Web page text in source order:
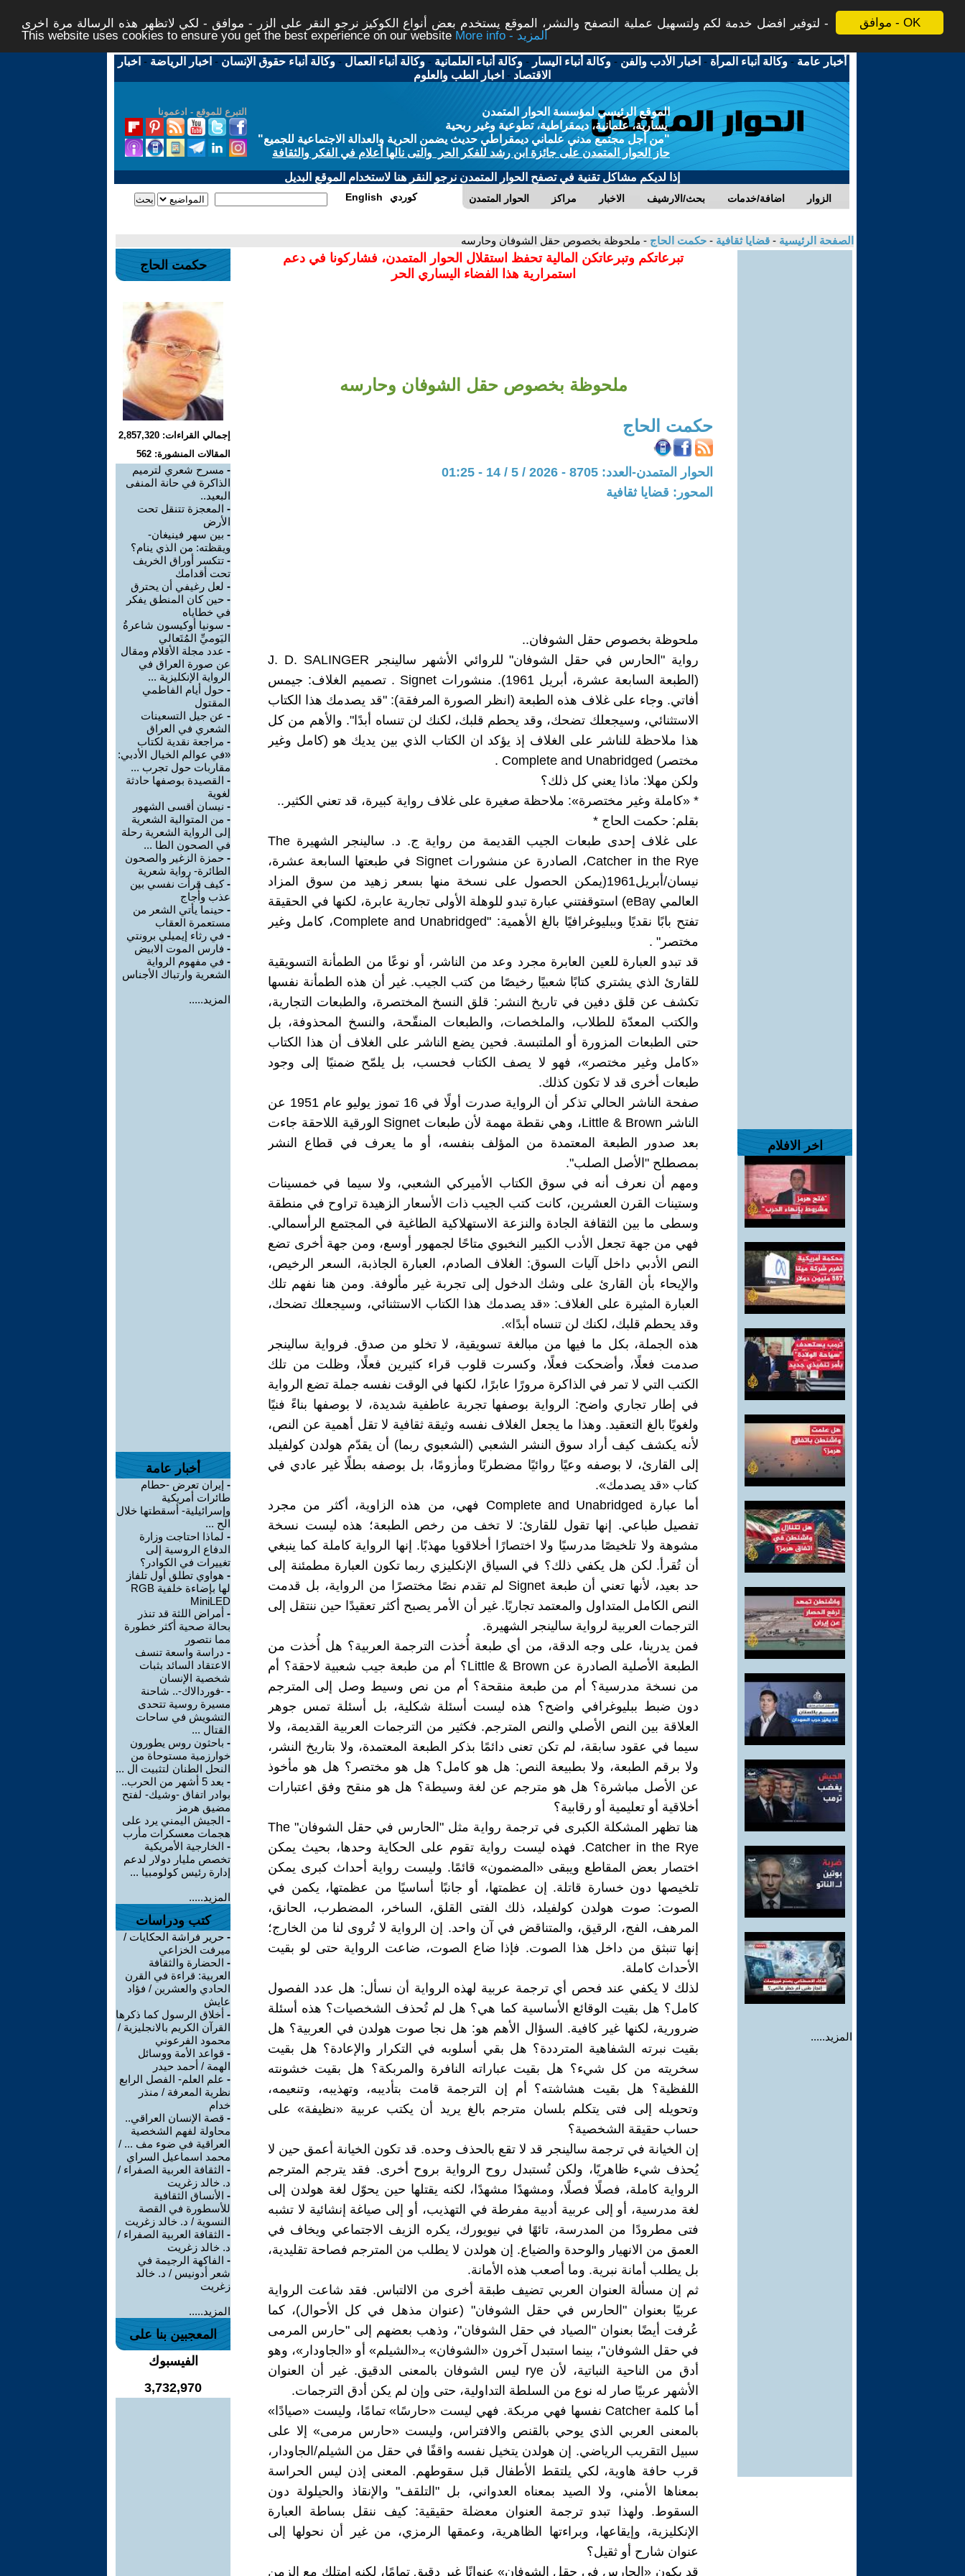
موافق - OK
لتوفير افضل خدمة لكم ولتسهيل عملية التصفح والنشر، الموقع يستخدم بعض أنواع الكوكيز نرجو النقر على الزر - موافق - لكي لاتظهر هذه الرسالة مرة اخرى -
This website uses cookies to ensure you get the best experience on our website
More info - المزيد
أخبار عامة -وكالة أنباء المرأة - اخبار الأدب والفن -وكالة أنباء اليسار -وكالة أنباء العلمانية -وكالة أنباء العمال -وكالة أنباء حقوق الإنسان - اخبار الرياضة - اخبار
الاقتصاد - اخبار الطب والعلوم
التبرع للموقع - ادعمونا
الموقع الرئيسي لمؤسسة الحوار المتمدن
يسارية، علمانية، ديمقراطية، تطوعية وغير ربحية
"من أجل مجتمع مدني علماني ديمقراطي حديث يضمن الحرية والعدالة الاجتماعية للجميع"
حاز الحوار المتمدن على جائزة ابن رشد للفكر الحر والتى نالها أعلام في الفكر والثقافة
إذا لديكم مشاكل تقنية في تصفح الحوار المتمدن نرجو النقر هنا لاستخدام الموقع البديل
الحوار المتمدن مراكز الاخبار بحث/الارشيف اضافة/خدمات الزوار English كوردي
الصفحة الرئيسية - قضايا ثقافية - حكمت الحاج - ملحوظة بخصوص حقل الشوفان وحارسه
اخر الافلام
المزيد.....
تبرعاتكم وتبرعاتكن المالية تحفظ استقلال الحوار المتمدن، فشاركونا في دعم
استمرارية هذا الفضاء اليساري الحر
ملحوظة بخصوص حقل الشوفان وحارسه
حكمت الحاج
الحوار المتمدن-العدد: 8705 - 2026 / 5 / 14 - 01:25
المحور: قضايا ثقافية
ملحوظة بخصوص حقل الشوفان..
رواية "الحارس في حقل الشوفان" للروائي الأشهر سالينجر J. D. SALINGER
(الطبعة السابعة عشرة، أبريل 1961). منشورات Signet . تصميم الغلاف: جيمس
أفاتي. وجاء على غلاف هذه الطبعة (انظر الصورة المرفقة): "قد يصدمك هذا الكتاب
الاستثنائي، وسيجعلك تضحك، وقد يحطم قلبك، لكنك لن تنساه أبدًا". والأهم من كل
هذا ملاحظة للناشر على الغلاف إذ يؤكد ان الكتاب الذي بين يديك هو (كامل وغير
مختصر) Complete and Unabridged .
ولكن مهلا: ماذا يعني كل ذلك؟
* «كاملة وغير مختصرة»: ملاحظة صغيرة على غلاف رواية كبيرة، قد تعني الكثير..
بقلم: حكمت الحاج *
على غلاف إحدى طبعات الجيب القديمة من رواية ج. د. سالينجر الشهيرة The
Catcher in the Rye، الصادرة عن منشورات Signet في طبعتها السابعة عشرة،
نيسان/أبريل1961(يمكن الحصول على نسخة منها بسعر زهيد من سوق المزاد
العالمي eBay) استوقفتني عبارة تبدو للوهلة الأولى تجارية عابرة، لكنها في الحقيقة
تفتح بابًا نقديًا وببليوغرافيًا بالغ الأهمية: "Complete and Unabridged، كامل وغير
مختصر" .
قد تبدو العبارة للعين العابرة مجرد وعد من الناشر، أو نوعًا من الطمأنة التسويقية
للقارئ الذي يشتري كتابًا شعبيًا رخيصًا من كتب الجيب. غير أن هذه الطمأنة نفسها
تكشف عن قلق دفين في تاريخ النشر: قلق النسخ المختصرة، والطبعات التجارية،
والكتب المعدّة للطلاب، والملخصات، والطبعات المنقّحة، والنسخ المحذوفة، بل
حتى الطبعات المزورة أو الملتبسة. فحين يضع الناشر على الغلاف أن هذا الكتاب
«كامل وغير مختصر»، فهو لا يصف الكتاب فحسب، بل يلمّح ضمنيًا إلى وجود
طبعات أخرى قد لا تكون كذلك.
صفحة الناشر الحالي تذكر أن الرواية صدرت أولًا في 16 تموز يوليو عام 1951 عن
الناشر Little & Brown، وهي نقطة مهمة لأن طبعات Signet الورقية اللاحقة جاءت
بعد صدور الطبعة المعتمدة من المؤلف بنفسه، أو ما يعرف في قطاع النشر
بمصطلح "الأصل الصلب".
ومهم أن نعرف أنه في سوق الكتاب الأميركي الشعبي، ولا سيما في خمسينات
وستينات القرن العشرين، كانت كتب الجيب ذات الأسعار الزهيدة تراوح في منطقة
وسطى ما بين الثقافة الجادة والنزعة الاستهلاكية الطاغية في المجتمع الرأسمالي.
فهي من جهة تجعل الأدب الكبير النخبوي متاحًا لجمهور أوسع، ومن جهة أخرى تضع
النص الأدبي داخل آليات السوق: الغلاف الصادم، العبارة الجاذبة، السعر الرخيص،
والإيحاء بأن القارئ على وشك الدخول إلى تجربة غير مألوفة. ومن هنا نفهم تلك
العبارة المثيرة على الغلاف: «قد يصدمك هذا الكتاب الاستثنائي، وسيجعلك تضحك،
وقد يحطم قلبك، لكنك لن تنساه أبدًا».
هذه الجملة، بكل ما فيها من مبالغة تسويقية، لا تخلو من صدق. فرواية سالينجر
صدمت فعلًا، وأضحكت فعلًا، وكسرت قلوب قراء كثيرين فعلًا، وظلت من تلك
الكتب التي لا تمر في الذاكرة مرورًا عابرًا، لكنها في الوقت نفسه جملة تضع الرواية
في إطار تجاري واضح: الرواية بوصفها تجربة عاطفية شديدة، لا بوصفها بناءً فنيًا
ولغويًا بالغ التعقيد. وهذا ما يجعل الغلاف نفسه وثيقة ثقافية لا تقل أهمية عن النص،
لأنه يكشف كيف أراد سوق النشر الشعبي (الشعبوي ربما) أن يقدّم هولدن كولفيلد
إلى القارئ، لا بوصفه وعيًا روائيًا مضطربًا ومأزومًا، بل بوصفه بطلًا غير عادي في
كتاب «قد يصدمك».
أما عبارة Complete and Unabridged فهي، من هذه الزاوية، أكثر من مجرد
تفصيل طباعي. إنها تقول للقارئ: لا تخف من رخص الطبعة؛ هذه ليست نسخة
مشوهة ولا تلخيصًا مدرسيًا ولا اختصارًا أخلاقويا مهذبًا. إنها الرواية كاملة كما ينبغي
أن تُقرأ. لكن هل يكفي ذلك؟ في السياق الإنكليزي ربما تكون العبارة مطمئنة إلى
حد بعيد، لأنها تعني أن طبعة Signet لم تقدم نصًا مختصرًا من الرواية، بل قدمت
النص الكامل المتداول والمعتمد تجاريًا. غير أن الأمر يصبح أكثر تعقيدًا حين ننتقل إلى
الترجمات العربية لرواية سالينجر الشهيرة.
فمن يدرينا، على وجه الدقة، من أي طبعة أُخذت الترجمة العربية؟ هل أُخذت من
الطبعة الأصلية الصادرة عن Little & Brown؟ أم من طبعة جيب شعبية لاحقة؟ أم
من نسخة مدرسية؟ أم من طبعة منقحة؟ أم من نص وسيط وصل إلى المترجم
دون ضبط ببليوغرافي واضح؟ هذه ليست أسئلة شكلية، بل أسئلة تمس جوهر
العلاقة بين النص الأصلي والنص المترجم. فكثير من الترجمات العربية القديمة، ولا
سيما في عقود سابقة، لم تكن تعنى دائمًا بذكر الطبعة المعتمدة، ولا بتاريخ النشر،
ولا برقم الطبعة، ولا بطبيعة النص: هل هو كامل؟ هل هو مختصر؟ هل هو مأخوذ
عن الأصل مباشرة؟ هل هو مترجم عن لغة وسيطة؟ هل هو منقح وفق اعتبارات
أخلاقية أو تعليمية أو رقابية؟
هنا تظهر المشكلة الكبرى في ترجمة رواية مثل "الحارس في حقل الشوفان" The
Catcher in the Rye. فهذه ليست رواية تقوم على الحكاية وحدها، بحيث يمكن
اختصار بعض المقاطع ويبقى «المضمون» قائمًا. وليست رواية أحداث كبرى يمكن
تلخيصها دون خسارة قاتلة. إن عظمتها، أو جانبًا أساسيًا من عظمتها، يكمن في
الصوت: صوت هولدن كولفيلد، ذلك الفتى القلق، الساخر، المضطرب، الحانق،
المرهف، الفج، الرقيق، والمتناقض في آن واحد. إن الرواية لا تُروى لنا من الخارج؛
إنها تنبثق من داخل هذا الصوت. فإذا ضاع الصوت، ضاعت الرواية حتى لو بقيت
الأحداث كاملة.
لذلك لا يكفي عند فحص أي ترجمة عربية لهذه الرواية أن نسأل: هل عدد الفصول
كامل؟ هل بقيت الوقائع الأساسية كما هي؟ هل لم تُحذف الشخصيات؟ هذه أسئلة
ضرورية، لكنها غير كافية. السؤال الأهم هو: هل نجا صوت هولدن في العربية؟ هل
بقيت نبرته الشفاهية المترددة؟ هل بقي أسلوبه في التكرار والإعادة؟ هل بقيت
سخريته من كل شيء؟ هل بقيت عباراته النافرة والمربكة؟ هل بقيت خشونته
اللفظية؟ هل بقيت هشاشته؟ أم إن الترجمة قامت بتأديبه، وتهذيبه، وتنعيمه،
وتحويله إلى فتى يتكلم بلسان مترجم بالغ يريد أن يكتب عربية «نظيفة» على
حساب حقيقة الشخصية؟
إن الخيانة في ترجمة سالينجر قد لا تقع بالحذف وحده. قد تكون الخيانة أعمق حين لا
يُحذف شيء ظاهريًا، ولكن تُستبدل روح الرواية بروح أخرى. فقد يترجم المترجم
الرواية كاملة، فصلًا فصلًا، ومشهدًا مشهدًا، لكنه يقتلها حين يحوّل لغة هولدن إلى
لغة مدرسية، أو إلى عربية أدبية مفرطة في التهذيب، أو إلى صياغة إنشائية لا تشبه
فتى مطرودًا من المدرسة، تائهًا في نيويورك، يكره الزيف الاجتماعي ويخاف في
العمق من الانهيار والوحدة والضياع. إن هولدن لا يطلب من المترجم فصاحة تقليدية،
بل يطلب أمانة نبرية. وما أصعب هذه الأمانة.
ثم إن مسألة العنوان العربي تضيف طبقة أخرى من الالتباس. فقد شاعت الرواية
عربيًا بعنوان "الحارس في حقل الشوفان" (عنوان مذهل في كل الأحوال)، كما
عُرفت أيضًا بعنوان "الصياد في حقل الشوفان"، وذهب بعضهم إلى "حارس المرمى
في حقل الشوفان"، بينما استبدل آخرون «الشوفان» بـ«الشيلم» أو «الجاودار»، وهو
أدق من الناحية النباتية، لأن rye ليس الشوفان بالمعنى الدقيق. غير أن العنوان
الأشهر عربيًا صار له نوع من السلطة التداولية، حتى وإن لم يكن أدق الترجمات.
أما كلمة Catcher نفسها فهي مربكة. فهي ليست «حارسًا» تمامًا، وليست «صيادًا»
بالمعنى العربي الذي يوحي بالقنص والافتراس، وليست «حارس مرمى» إلا على
سبيل التقريب الرياضي. إن هولدن يتخيل نفسه واقفًا في حقل من الشيلم/الجاودار،
قرب حافة هاوية، لكي يلتقط الأطفال قبل سقوطهم. المعنى إذن ليس الحراسة
بمعناها الأمني، ولا الصيد بمعناه العدواني، بل "التلقف" والإنقاذ والحيلولة دون
السقوط. ولهذا تبدو ترجمة العنوان معضلة حقيقية: كيف ننقل بساطة العبارة
الإنكليزية، وإيقاعها، وبراءتها الظاهرية، وعمقها الرمزي، من غير أن نحولها إلى
عنوان شارح أو ثقيل؟
قد يكون «الحارس في حقل الشوفان» عنوانًا غير دقيق تمامًا، لكنه امتلك مع الزمن
حكمت الحاج
إجمالي القراءات: 2,857,320
المقالات المنشورة: 562
- مسرح شعري لترميم
الذاكرة في حانة المنفى
البعيد..
- المعجزة تتنقل تحت
الأرض
- بين سهر فينيغان-
ويقظته: من الذي ينام؟
- تتكسر أوراق الخريف
تحت أقدامك
- لعل رغيفي أن يحترق
- حين كان المنطق يفكر
في خطاياه
- سونيا أوكيسون شاعرةُ
اليَوميِّ المُتَعالي
- عدد مجلة الأقلام ومقال
عن صورة العراق في
الرواية الإنكليزية ...
- حول أيام الفاطمي
المقتول
- عن جيل التسعينات
الشعري في العراق
- مراجعة نقدية لكتاب
«في عوالم الخيال الأدبي:
مقاربات حول تجرب ...
- القصيدة بوصفها حادثة
لغوية
- نيسان أقسى الشهور
- من المتوالية الشعرية
إلى الرواية الشعرية رحلة
في الصحون الطا ...
- حمزة الزغير والصحون
الطائرة- رواية شعرية
-كيف قرأت نفسي بين
عذب وأُجاج
- حينما يأتي الشعر من
مستعمرة العقاب
- في رثاء إيميلي برونتي
- فارس الموت الابيض
- في مفهوم الرواية
الشعرية وارتباك الأجناس
المزيد.....
أخبار عامة
- إيران تعرض -حطام
طائرات أمريكية
وإسرائيلية- أسقطتها خلال
الح ...
- لماذا احتاجت وزارة
الدفاع الروسية إلى
تغييرات في الكوادر؟
- هواوي تطلق أول تلفاز
لها بإضاءة خلفية RGB
MiniLED
- أمراض اللثة قد تنذر
بحالة صحية أكثر خطورة
مما نتصور
- دراسة واسعة تنسف
الاعتقاد السائد بثبات
شخصية الإنسان
- -فوردالاك-.. شاحنة
مسيرة روسية تتحدى
التشويش في ساحات
القتال ...
- باحثون روس يطورون
خوارزمية مستوحاة من
النحل الطنان لتثبيت ال ...
-
بعد 5 أشهر من الحرب..
بوادر اتفاق -وشيك- لفتح
مضيق هرمز
- الجيش اليمني يرد على
هجمات معسكرات مأرب
- الخارجية الأمريكية
تخصص مليار دولار لدعم
إدارة رئيس كولومبيا ...
المزيد.....
كتب ودراسات
- حرير فراشة الحكايات /
ميرفت الخزاعي
- الحضارة والثقافة
العربية: قراءة في القرن
الحادي والعشرين / فؤاد
عايش
- أخلاق الرسول كما ذكرها
القرآن الكريم بالانجليزية /
محمود الفرعوني
- قواعد الأمة ووسائل
الهمة / أحمد حيدر
- علم العلم- الفصل الرابع
نظرية المعرفة / منذر
خدام
- قصة الإنسان العراقي..
محاولة لفهم الشخصية
العراقية في ضوء مف ... /
محمد اسماعيل السراي
- الثقافة العربية الصفراء /
د. خالد زغريت
- الأنساق الثقافية
للأسطورة في القصة
النسوية / د. خالد زغريت
- الثقافة العربية الصفراء /
د. خالد زغريت
- الفاكهة الرجيمة في
شعر أدونيس / د. خالد
زغريت
المزيد.....
المعجبين بنا على
الفيسبوك
3,732,970